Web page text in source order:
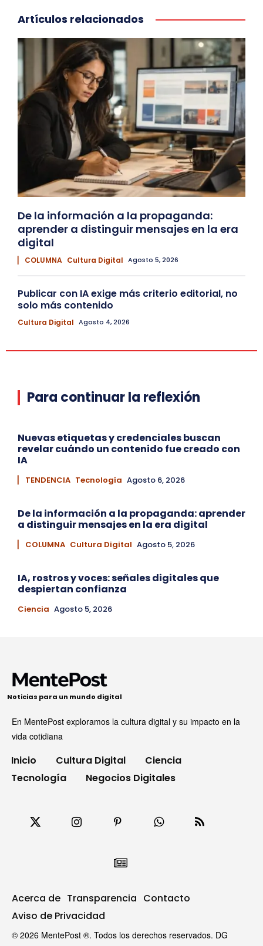
Artículos relacionados
De la información a la propaganda:
aprender a distinguir mensajes en la era
digital
▏ COLUMNA Cultura Digital Agosto 5, 2026
Publicar con IA exige más criterio editorial, no
solo más contenido
Cultura Digital Agosto 4, 2026
Para continuar la reflexión
Nuevas etiquetas y credenciales buscan
revelar cuándo un contenido fue creado con
IA
▏ TENDENCIA Tecnología Agosto 6, 2026
De la información a la propaganda: aprender
a distinguir mensajes en la era digital
▏ COLUMNA Cultura Digital Agosto 5, 2026
IA, rostros y voces: señales digitales que
despiertan confianza
Ciencia Agosto 5, 2026
Noticias para un mundo digital
En MentePost exploramos la cultura digital y su impacto en la
vida cotidiana
Inicio Cultura Digital
Ciencia
Tecnología
Negocios Digitales
Acerca de Transparencia Contacto
Aviso de Privacidad
© 2026 MentePost ®. Todos los derechos reservados. DG